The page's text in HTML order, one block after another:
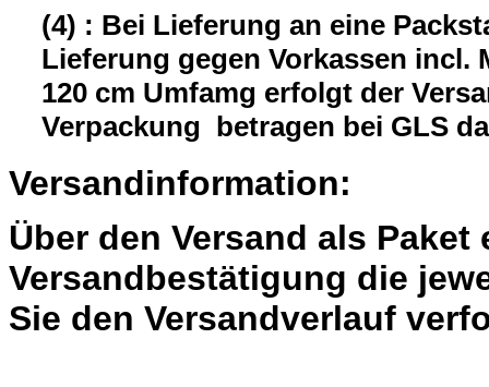
(4) : Bei Lieferung an eine
Lieferung gegen Vorkassen incl.
120 cm Umfamg erfolgt der
Verpackung betragen bei GLS
Versandinformation:
Über den Versand als
Versandbestätigung die
Sie den Versandverlauf